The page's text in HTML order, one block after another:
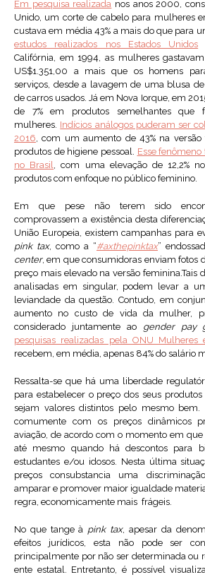
Em pesquisa realizada nos anos 2000,
Unido, um corte de cabelo para mulheres
custava em média 43% a mais do que para
estudos realizados nos Estados Unidos
Califórnia, em 1994, as mulheres
US$1.351,00 a mais que os homens
serviços, desde a lavagem de uma blusa
de carros usados. Já em Nova Iorque, em
de 7% em produtos semelhantes que
mulheres. Indícios análogos puderam ser
2016, com um aumento de 43% na
produtos de higiene pessoal. Esse
no Brasil, com uma elevação de 12,2%
produtos com enfoque no público feminino.
Em que pese não terem sido
comprovassem a existência desta
União Europeia, existem campanhas para
pink tax, como a “#axthepinktax”
center, em que consumidoras enviam fotos
preço mais elevado na versão feminina.Tais
analisadas em singular, podem levar a
leviandade da questão. Contudo, em
aumento no custo de vida da mulher,
considerado juntamente ao gender pay
pesquisas realizadas pela ONU Mulheres
recebem, em média, apenas 84% do salário
Ressalta-se que há uma liberdade
para estabelecer o preço dos seus
sejam valores distintos pelo mesmo bem.
comumente com os preços dinâmicos
aviação, de acordo com o momento em
até mesmo quando há descontos para
estudantes e/ou idosos. Nesta última
preços consubstancia uma
amparar e promover maior igualdade
regra, economicamente mais frágeis.
No que tange à pink tax, apesar da
efeitos jurídicos, esta não pode ser
principalmente por não ser determinada ou
ente estatal. Entretanto, é possível